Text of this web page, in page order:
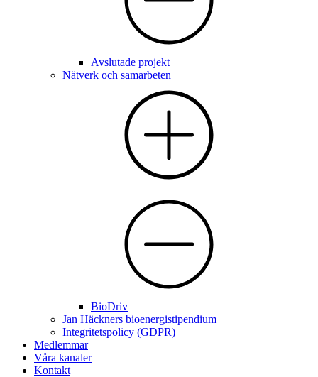
Avslutade projekt
Nätverk och samarbeten
BioDriv
Jan Häckners bioenergistipendium
Integritetspolicy (GDPR)
Medlemmar
Våra kanaler
Kontakt